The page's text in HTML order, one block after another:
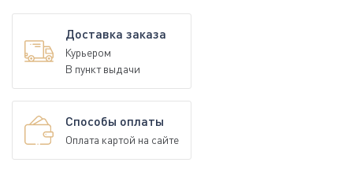
Доставка заказа
Курьером
В пункт выдачи
Способы оплаты
Оплата картой на сайте